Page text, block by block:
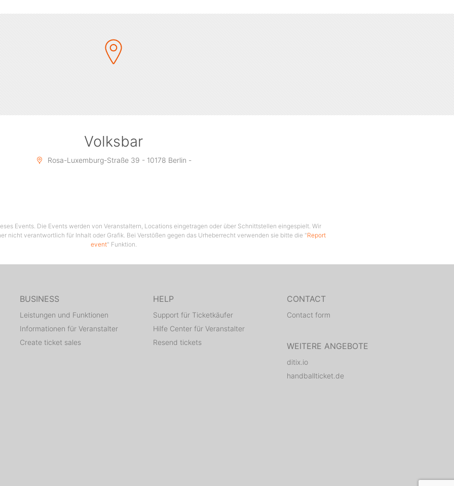
Volksbar
Rosa-Luxemburg-Straße 39 - 10178 Berlin -
Events. Die Events werden von Veranstaltern, Locations eingetragen oder über Schnittstellen eingespielt. Wir
nicht verantwortlich für Inhalt oder Grafik. Bei Verstößen gegen das Urheberrecht verwenden sie bitte die "Report
event" Funktion.
BUSINESS
Leistungen und Funktionen
Informationen für Veranstalter
Create ticket sales
HELP
Support für Ticketkäufer
Hilfe Center für Veranstalter
Resend tickets
CONTACT
Contact form
WEITERE ANGEBOTE
ditix.io
handballticket.de